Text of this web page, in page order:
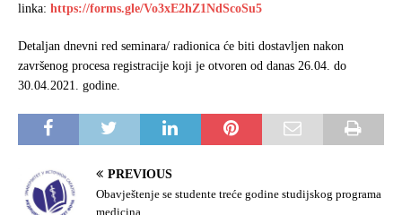
linka: https://forms.gle/Vo3xE2hZ1NdScoSu5
Detaljan dnevni red seminara/ radionica će biti dostavljen nakon
završenog procesa registracije koji je otvoren od danas 26.04. do
30.04.2021. godine.
PREVIOUS
Obavještenje se studente treće godine studijskog programa
medicina